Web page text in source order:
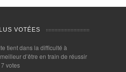
VOTÉES
tient dans la difficulté à
d’être en train de réussir
votes